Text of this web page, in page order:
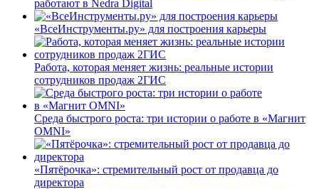
работают в Nedra Digital
«ВсеИнструменты.ру» для построения карьеры
Работа, которая меняет жизнь: реальные истории
сотрудников продаж 2ГИС
Среда быстрого роста: три истории о работе в «Магнит
OMNI»
«Пятёрочка»: стремительный рост от продавца до
директора